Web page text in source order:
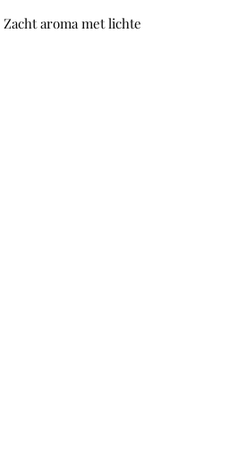
Zacht aroma met lichte